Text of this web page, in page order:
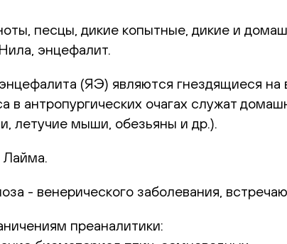
песцы, дикие копытные, дикие и
энцефалит.
(ЯЭ) являются гнездящиеся
в антропургических очагах служат
летучие мыши, обезьяны и др.).
- венерического заболевания,
преаналитики: